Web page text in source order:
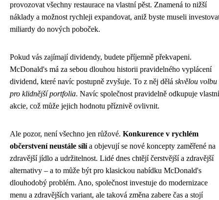
provozovat všechny restaurace na vlastní pěst. Znamená to nižší
náklady a možnost rychleji expandovat, aniž byste museli
miliardy do nových poboček.
Pokud vás zajímají dividendy, budete příjemně překvapeni.
McDonald's má za sebou dlouhou historii pravidelného vyplácení
dividend, které navíc postupně zvyšuje. To z něj dělá skvělou volbu
pro klidnější portfolia. Navíc společnost pravidelně odkupuje vlastní
akcie, což může jejich hodnotu příznivě ovlivnit.
Ale pozor, není všechno jen růžové. Konkurence v rychlém
občerstvení neustále sílía objevují se nové koncepty zaměřené na
zdravější jídlo a udržitelnost. Lidé dnes chtějí čerstvější a zdravější
alternativy – a to může být pro klasickou nabídku McDonald's
dlouhodobý problém. Ano, společnost investuje do modernizace
menu a zdravějších variant, ale taková změna zabere čas a stojí